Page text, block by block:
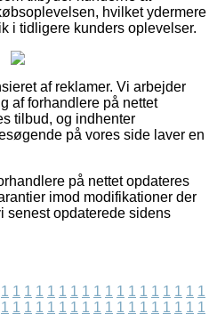
hvilket ydermere
i tidligere kunders oplevelser.
af reklamer. Vi arbejder
af forhandlere på nettet
tilbud, og indhenter
på vores side laver en
på nettet opdateres
imod modifikationer der
senest opdaterede sidens
1 1 1 1 1 1 1 1 1 1 1 1 1 1 1 1 1 1
1 1 1 1 1 1 1 1 1 1 1 1 1 1 1 1 1 1